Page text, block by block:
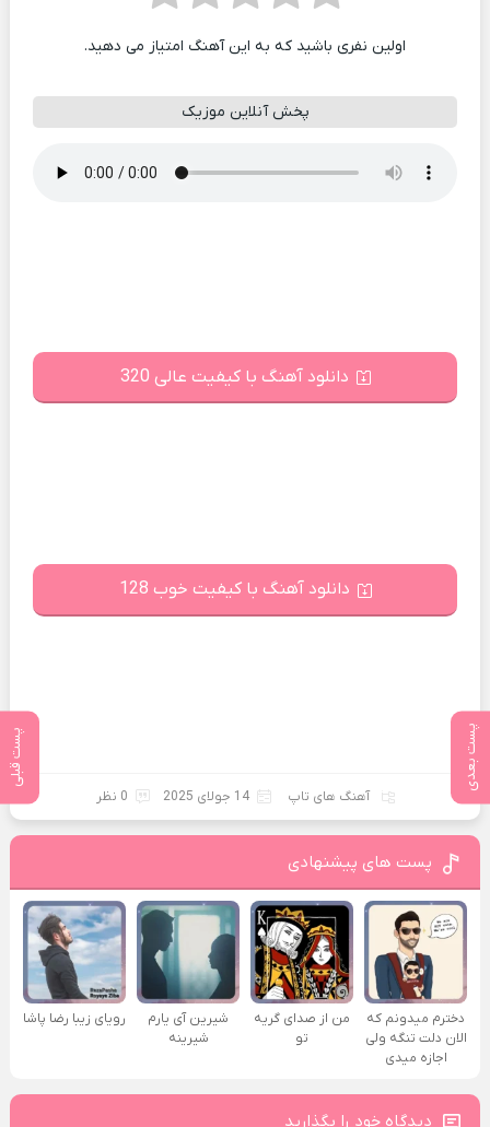
پست بعدی پست قبلی
اولین نفری باشید که به این آهنگ امتیاز می دهید.
پخش آنلاین موزیک
دانلود آهنگ با کیفیت عالی 320
دانلود آهنگ با کیفیت خوب 128
آهنگ های تاپ 14 جولای 2025 0 نظر
پست های پیشنهادی
دخترم میدونم که
الان دلت تنگه ولی
اجازه میدی
من از صدای گريه
تو
شیرین آی یارم
شیرینه
رویای زیبا رضا پاشا
دیدگاه خود را بگذارید